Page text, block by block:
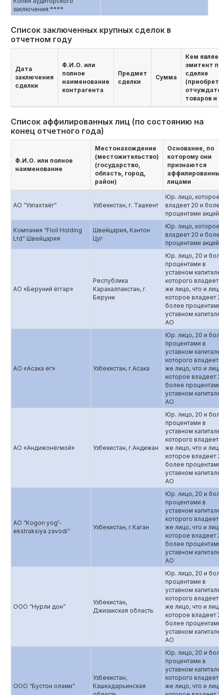
заключения:****
Список заключенных крупных сделок в
отчетном году
Дата
заключения
сделки
Ф.И.О. или
полное
наименование
контрагента
Предмет
сделки
Сумма
Кем
эмитент
сделке
товаров и
Список аффилированных лиц (по состоянию на
конец отчетного года)
Ф.И.О. или полное
наименование
Местонахождение
(местожительство)
(государство,
область, город,
район)
Основание, по
которому они
признаются
лицами
АО “Узпахтаёг” Узбекистан, г. Ташкент
Юр. лицо,
владеет 20 и
процентами
Компания “Floil Holding
Ltd” Швейцария
Швейцария, Кантон
Цуг
Юр. лицо,
владеет 20 и
процентами
АО «Беруний ёггар»
Республика
Каракалпакстан, г.
Беруни
Юр. лицо, 20 и
процентами в
уставном
которого
же лицо, что и
которое владеет
более
уставном
АО
АО «Асака ёг» Узбекистан, г.Асака
Юр. лицо, 20 и
процентами в
уставном
которого
же лицо, что и
которое владеет
более
уставном
АО
АО «Андижонёгмой» Узбекистан, г.Андижан
Юр. лицо, 20 и
процентами в
уставном
которого
же лицо, что и
которое владеет
более
уставном
АО
АО “Kogon yog’-
ekstraksiya zavodi”
Узбекистан, г.Каган
Юр. лицо, 20 и
процентами в
уставном
которого
же лицо, что и
которое владеет
более
уставном
АО
ООO “Нурли дон”
Узбекистан,
Джизакская область
Юр. лицо, 20 и
процентами в
уставном
которого
же лицо, что и
которое владеет
более
уставном
АО
ООО “Бустон олами”
Узбекистан,
Кашкадарьинская
Юр. лицо, 20 и
процентами в
уставном
которого
же лицо, что и